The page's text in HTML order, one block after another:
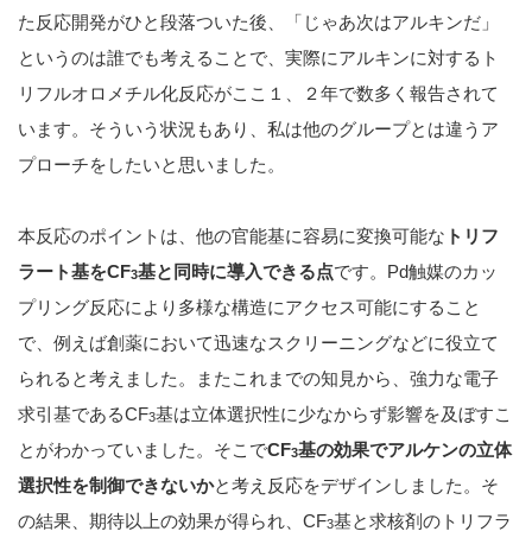
た反応開発がひと段落ついた後、「じゃあ次はアルキンだ」
というのは誰でも考えることで、実際にアルキンに対するト
リフルオロメチル化反応がここ１、２年で数多く報告されて
います。そういう状況もあり、私は他のグループとは違うア
プローチをしたいと思いました。
本反応のポイントは、他の官能基に容易に変換可能な トリフ
ラート基をCF3基と同時に導入できる点です。Pd触媒のカッ
プリング反応により多様な構造にアクセス可能にすること
で、例えば創薬において迅速なスクリーニングなどに役立て
られると考えました。またこれまでの知見から、強力な電子
求引基であるCF3基は立体選択性に少なからず影響を及ぼすこ
とがわかっていました。そこでCF3基の効果でアルケンの立体
選択性を制御できないかと考え反応をデザインしました。そ
の結果、期待以上の効果が得られ、CF3基と求核剤のトリフラ